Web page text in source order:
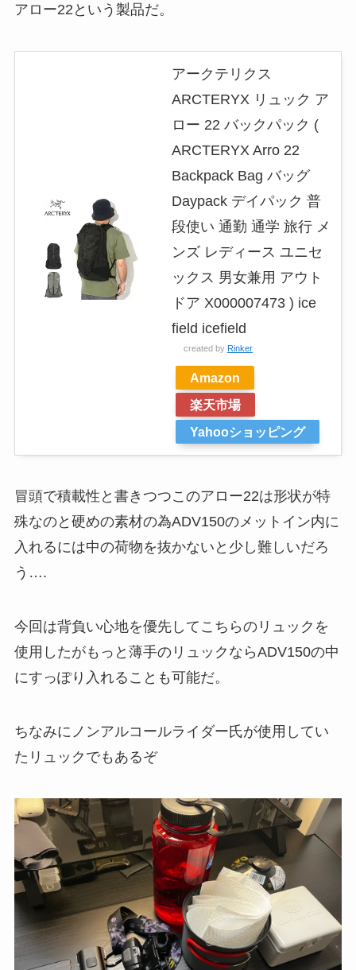
アロー22という製品だ。
アークテリクス
ARCTERYX リュック ア
ロー 22 バックパック (
ARCTERYX Arro 22
Backpack Bag バッグ
Daypack デイパック 普
段使い 通勤 通学 旅行 メ
ンズ レディース ユニセ
ックス 男女兼用 アウト
ドア X000007473 ) ice
field icefield
created by Rinker
Amazon
楽天市場
Yahooショッピング
冒頭で積載性と書きつつこのアロー22は形状が特
殊なのと硬めの素材の為ADV150のメットイン内に
入れるには中の荷物を抜かないと少し難しいだろ
う….
今回は背負い心地を優先してこちらのリュックを
使用したがもっと薄手のリュックならADV150の中
にすっぽり入れることも可能だ。
ちなみにノンアルコールライダー氏が使用してい
たリュックでもあるぞ